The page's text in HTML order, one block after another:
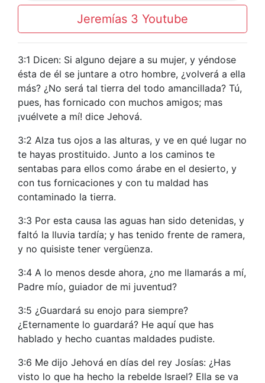
Jeremías 3 Youtube
3:1 Dicen: Si alguno dejare a su mujer, y yéndose
ésta de él se juntare a otro hombre, ¿volverá a ella
más? ¿No será tal tierra del todo amancillada? Tú,
pues, has fornicado con muchos amigos; mas
¡vuélvete a mí! dice Jehová.
3:2 Alza tus ojos a las alturas, y ve en qué lugar no
te hayas prostituido. Junto a los caminos te
sentabas para ellos como árabe en el desierto, y
con tus fornicaciones y con tu maldad has
contaminado la tierra.
3:3 Por esta causa las aguas han sido detenidas, y
faltó la lluvia tardía; y has tenido frente de ramera,
y no quisiste tener vergüenza.
3:4 A lo menos desde ahora, ¿no me llamarás a mí,
Padre mío, guiador de mi juventud?
3:5 ¿Guardará su enojo para siempre?
¿Eternamente lo guardará? He aquí que has
hablado y hecho cuantas maldades pudiste.
3:6 Me dijo Jehová en días del rey Josías: ¿Has
visto lo que ha hecho la rebelde Israel? Ella se va